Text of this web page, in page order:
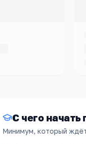
С чего начать
Минимум, который